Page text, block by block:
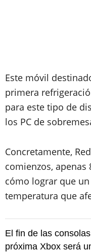
Este móvil
primera
para este tipo de
los PC de
Concretamente,
comienzos, apenas
cómo lograr que
temperatura que
El fin de las
próxima Xbox será